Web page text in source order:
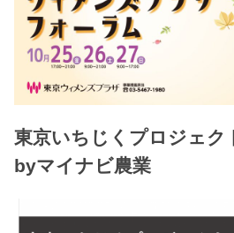
東京いちじくプロジェ
byマイナビ農業